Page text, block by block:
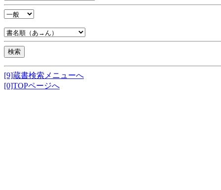
[9]蔵書検索メニューへ
[0]TOPページへ